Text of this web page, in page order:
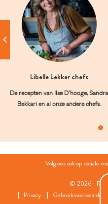
Libelle Lekker chefs
De recepten van Ilse D’hooge, Sandra
Bekkari en al onze andere chefs.
Volg ons ook op sociale
© 2026 -
Privacy
Gebruiksvoorwaarden